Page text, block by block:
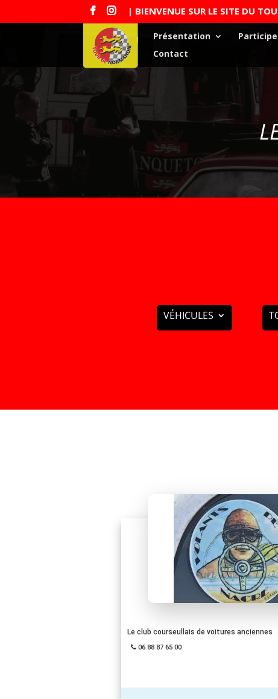
| BIENVENUE SUR LE SITE DU
Présentation
Contact
VÉHICULES
Le club courseullais de voitures anciennes
06 88 87 65 00